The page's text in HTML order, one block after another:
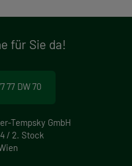
für Sie da!
77 DW 70
Tempsky GmbH
/ 2. Stock